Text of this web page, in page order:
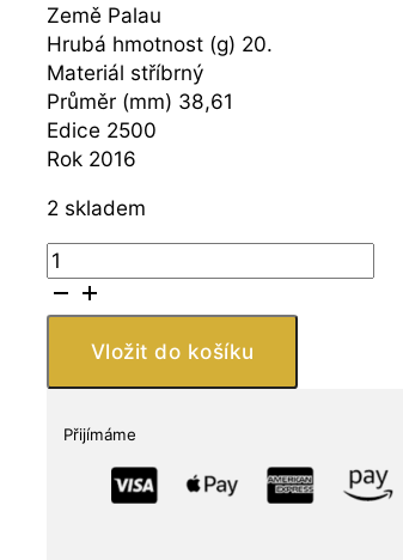
Země Palau
Hrubá hmotnost (g) 20.
Materiál stříbrný
Průměr (mm) 38,61
Edice 2500
Rok 2016
2 skladem
BH
Mayer
Kunstprageanstalt
GmbH
množství
Vložit do košíku
Přijímáme